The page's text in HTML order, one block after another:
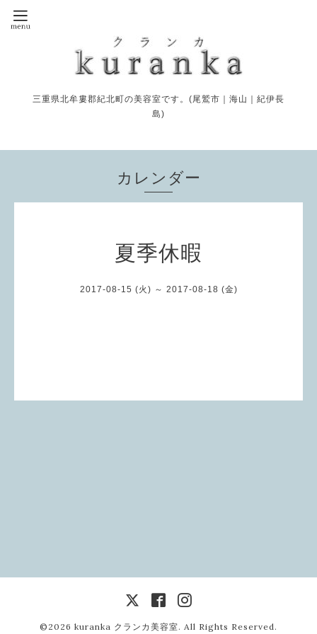
三重県北牟婁郡紀北町の美容室です。(尾鷲市｜海山｜紀伊長
島)
カレンダー
夏季休暇
2017-08-15 (火) ～ 2017-08-18 (金)
©2026 kuranka クランカ美容室. All Rights Reserved.